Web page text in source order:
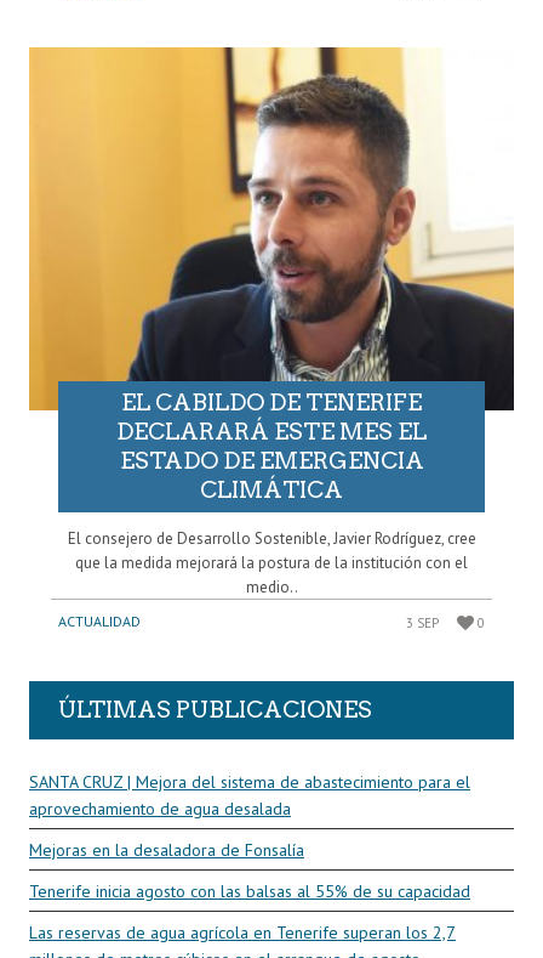
EL CABILDO DE TENERIFE
DECLARARÁ ESTE MES EL
ESTADO DE EMERGENCIA
CLIMÁTICA
El consejero de Desarrollo Sostenible, Javier Rodríguez, cree
que la medida mejorará la postura de la institución con el
medio..
ACTUALIDAD 3 SEP 0
ÚLTIMAS PUBLICACIONES
SANTA CRUZ | Mejora del sistema de abastecimiento para el
aprovechamiento de agua desalada
Mejoras en la desaladora de Fonsalía
Tenerife inicia agosto con las balsas al 55% de su capacidad
Las reservas de agua agrícola en Tenerife superan los 2,7